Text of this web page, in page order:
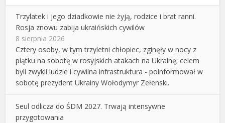
Trzylatek i jego dziadkowie nie żyją, rodzice i brat ranni.
Rosja znowu zabija ukraińskich cywilów
8 sierpnia 2026
Cztery osoby, w tym trzyletni chłopiec, zginęły w nocy z
piątku na sobotę w rosyjskich atakach na Ukrainę; celem
byli zwykli ludzie i cywilna infrastruktura - poinformował w
sobotę prezydent Ukrainy Wołodymyr Zełenski.
Seul odlicza do ŚDM 2027. Trwają intensywne
przygotowania